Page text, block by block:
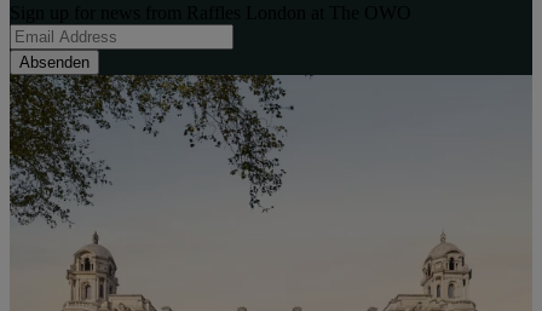
Absenden